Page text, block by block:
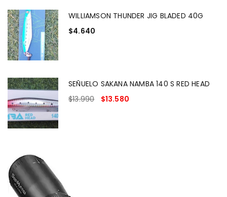
WILLIAMSON THUNDER JIG BLADED 40G
$4.640
SEÑUELO SAKANA NAMBA 140 S RED HEAD
$13.990 $13.580